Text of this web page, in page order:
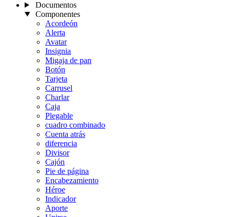
Documentos
Componentes
Acordeón
Alerta
Avatar
Insignia
Migaja de pan
Botón
Tarjeta
Carrusel
Charlar
Caja
Plegable
cuadro combinado
Cuenta atrás
diferencia
Divisor
Cajón
Pie de página
Encabezamiento
Héroe
Indicador
Aporte